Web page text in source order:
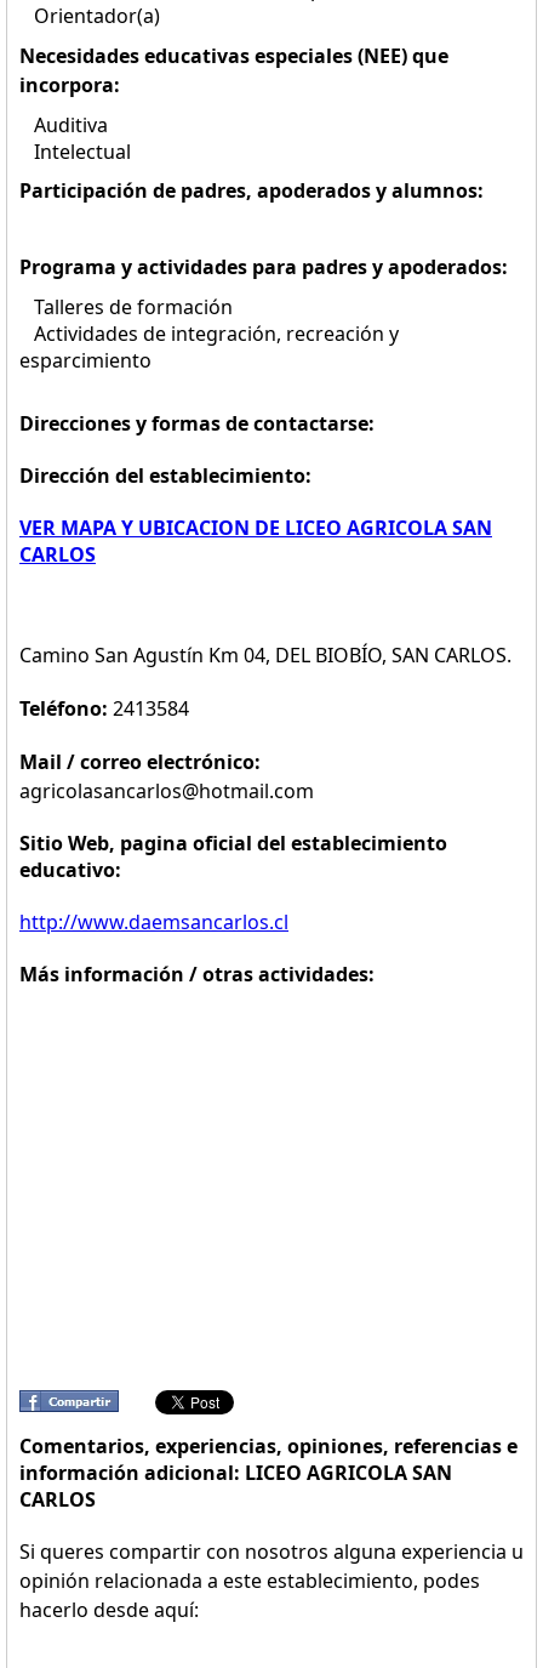
Orientador(a)
Necesidades educativas especiales (NEE) que
incorpora:
Auditiva
Intelectual
Participación de padres, apoderados y alumnos:
Programa y actividades para padres y apoderados:
Talleres de formación
Actividades de integración, recreación y
esparcimiento
Direcciones y formas de contactarse:
Dirección del establecimiento:
VER MAPA Y UBICACION DE LICEO AGRICOLA SAN
CARLOS
Camino San Agustín Km 04, DEL BIOBÍO, SAN CARLOS.
Teléfono: 2413584
Mail / correo electrónico:
agricolasancarlos@hotmail.com
Sitio Web, pagina oficial del establecimiento
educativo:
http://www.daemsancarlos.cl
Más información / otras actividades:
Comentarios, experiencias, opiniones, referencias e
información adicional: LICEO AGRICOLA SAN
CARLOS
Si queres compartir con nosotros alguna experiencia u
opinión relacionada a este establecimiento, podes
hacerlo desde aquí: